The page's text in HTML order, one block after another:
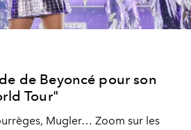
de Beyoncé pour son
Tour"
Mugler… Zoom sur les